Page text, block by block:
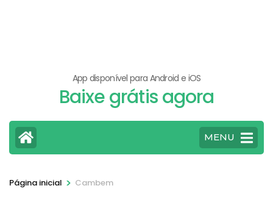
App disponível para Android e iOS
Baixe grátis agora
MENU
Página inicial > Cambem